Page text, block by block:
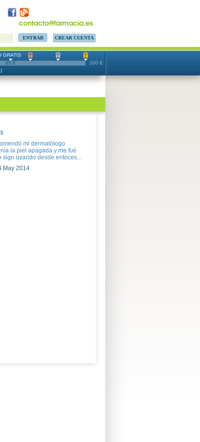
contacto@farmacia.es
CREAR CUENTA
200 €
GRATIS
65 €
mi dermatólogo
la piel apagada y me fué
sigo usando desde entoces...
May 2014